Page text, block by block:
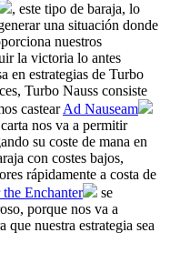
, este tipo de baraja, lo
una situación donde
nuestros
la victoria lo antes
en estrategias de Turbo
Turbo Nauss consiste
castearAd Nauseam
nos va a permitir
su coste de mana en
con costes bajos,
rápidamente a costa de
the Enchanter
se
porque nos va a
que nuestra estrategia sea